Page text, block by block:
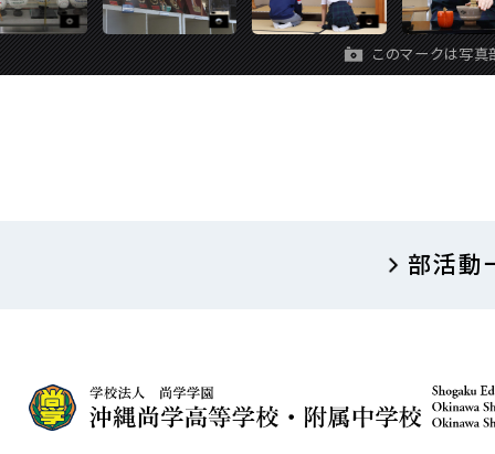
このマークは写真
部活動